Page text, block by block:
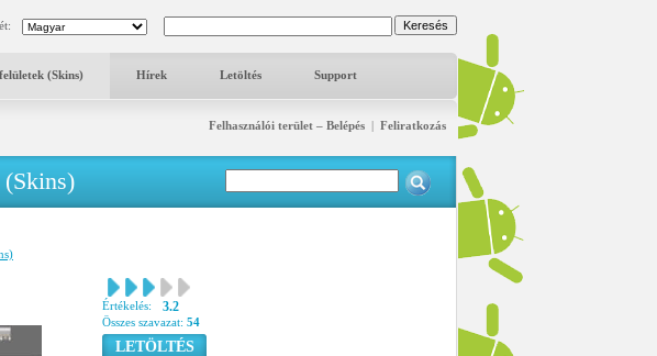
(Skins) Hírek Letöltés Support
Felhasználói terület – Belépés | Feliratkozás
Értékelés: 3.2
Összes szavazat: 54
LETÖLTÉS